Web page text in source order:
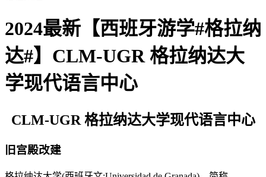
2024最新【西班牙游学#格拉纳
达#】CLM-UGR 格拉纳达大
学现代语言中心
CLM-UGR 格拉纳达大学现代语言中心
旧宫殿改建